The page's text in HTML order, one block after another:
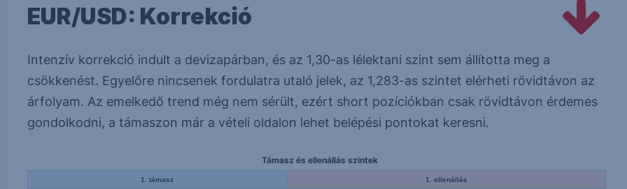
EUR/USD: Korrekció
Intenzív korrekció indult a devizapárban, és az 1,30-as lélektani szint sem állította meg a
csökkenést. Egyelőre nincsenek fordulatra utaló jelek, az 1,283-as szintet elérheti rövidtávon az
árfolyam. Az emelkedő trend még nem sérült, ezért short pozíciókban csak rövidtávon érdemes
gondolkodni, a támaszon már a vételi oldalon lehet belépési pontokat keresni.
Támasz és ellenállás szintek
1. támasz 1. ellenállás